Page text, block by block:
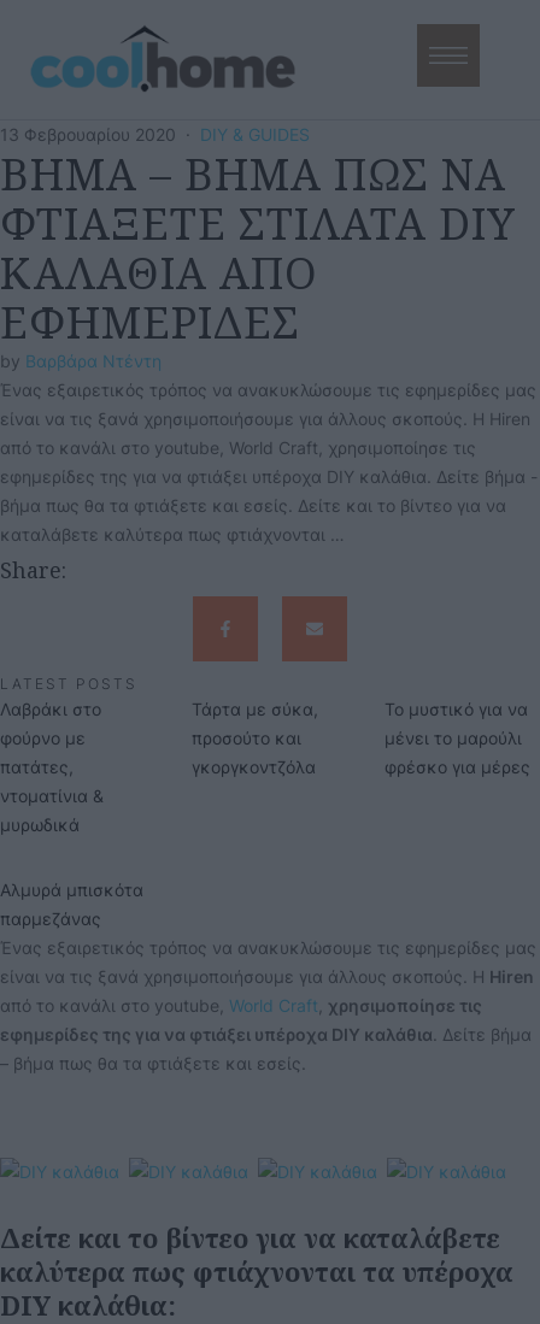
13 Φεβρουαρίου 2020 · DIY & GUIDES
ΒΗΜΑ – ΒΗΜΑ ΠΩΣ ΝΑ
ΦΤΙΑΞΕΤΕ ΣΤΙΛΑΤΑ DIY
ΚΑΛΑΘΙΑ ΑΠΟ
ΕΦΗΜΕΡΙΔΕΣ
by Βαρβάρα Ντέντη
Ένας εξαιρετικός τρόπος να ανακυκλώσουμε τις εφημερίδες μας
είναι να τις ξανά χρησιμοποιήσουμε για άλλους σκοπούς. Η Hiren
από το κανάλι στο youtube, World Craft, χρησιμοποίησε τις
εφημερίδες της για να φτιάξει υπέροχα DIY καλάθια. Δείτε βήμα -
βήμα πως θα τα φτιάξετε και εσείς. Δείτε και το βίντεο για να
καταλάβετε καλύτερα πως φτιάχνονται …
Share:
LATEST POSTS
Λαβράκι στο
φούρνο με
πατάτες,
ντοματίνια &
μυρωδικά
Τάρτα με σύκα,
προσούτο και
γκοργκοντζόλα
Το μυστικό για να
μένει το μαρούλι
φρέσκο για μέρες
Αλμυρά μπισκότα
παρμεζάνας
Ένας εξαιρετικός τρόπος να ανακυκλώσουμε τις εφημερίδες μας
είναι να τις ξανά χρησιμοποιήσουμε για άλλους σκοπούς. Η Hiren
από το κανάλι στο youtube, World Craft χρησιμοποίησε τις
εφημερίδες της για να φτιάξει υπέροχα DIY καλάθια . Δείτε βήμα
– βήμα πως θα τα φτιάξετε και εσείς.
Δείτε και το βίντεο για να καταλάβετε
καλύτερα πως φτιάχνονται τα υπέροχα
DIY καλάθια: